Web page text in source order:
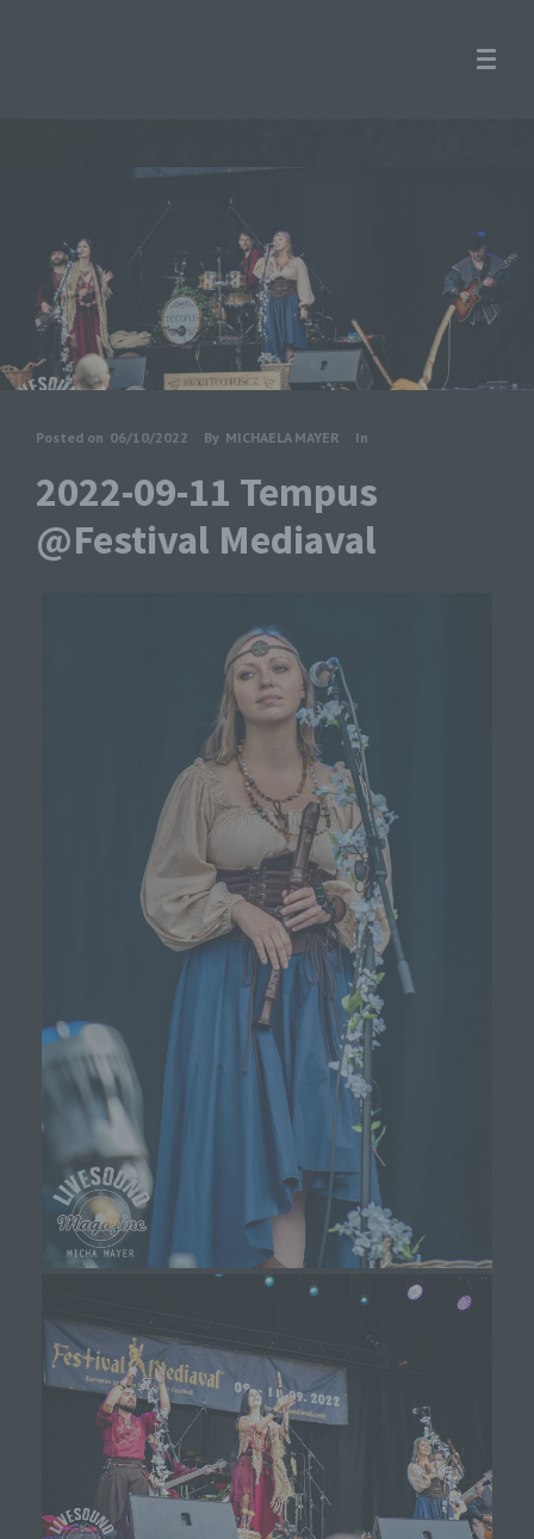
Posted on 06/10/2022 By MICHAELA MAYER In
2022-09-11 Tempus
@Festival Mediaval